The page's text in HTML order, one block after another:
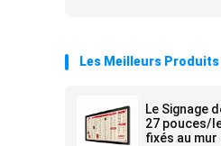
Les Meilleurs Produits
Le Signage
27 pouces/
fixés au mur